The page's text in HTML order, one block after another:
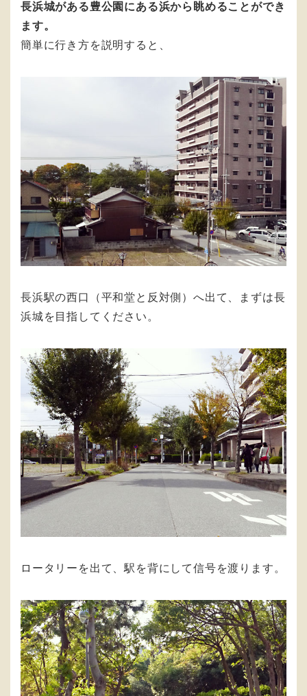
長浜城がある豊公園にある浜から眺めることができ
ます。
簡単に行き方を説明すると、
長浜駅の西口（平和堂と反対側）へ出て、まずは長
浜城を目指してください。
ロータリーを出て、駅を背にして信号を渡ります。